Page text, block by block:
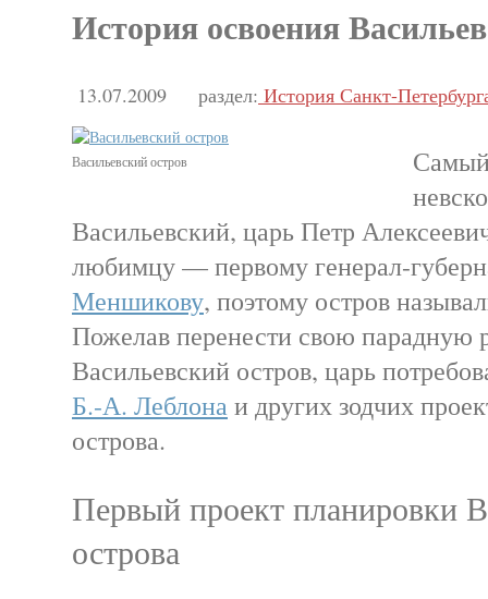
История освоения
13.07.2009 раздел: История Санкт-
Васильевский остров
Васильевский, царь Петр
любимцу — первому генерал-
Меншикову, поэтому остров
Пожелав перенести свою парадную
Васильевский остров, царь
Б.-А. Леблонаи других зодчих
острова.
Первый проект планировки
острова